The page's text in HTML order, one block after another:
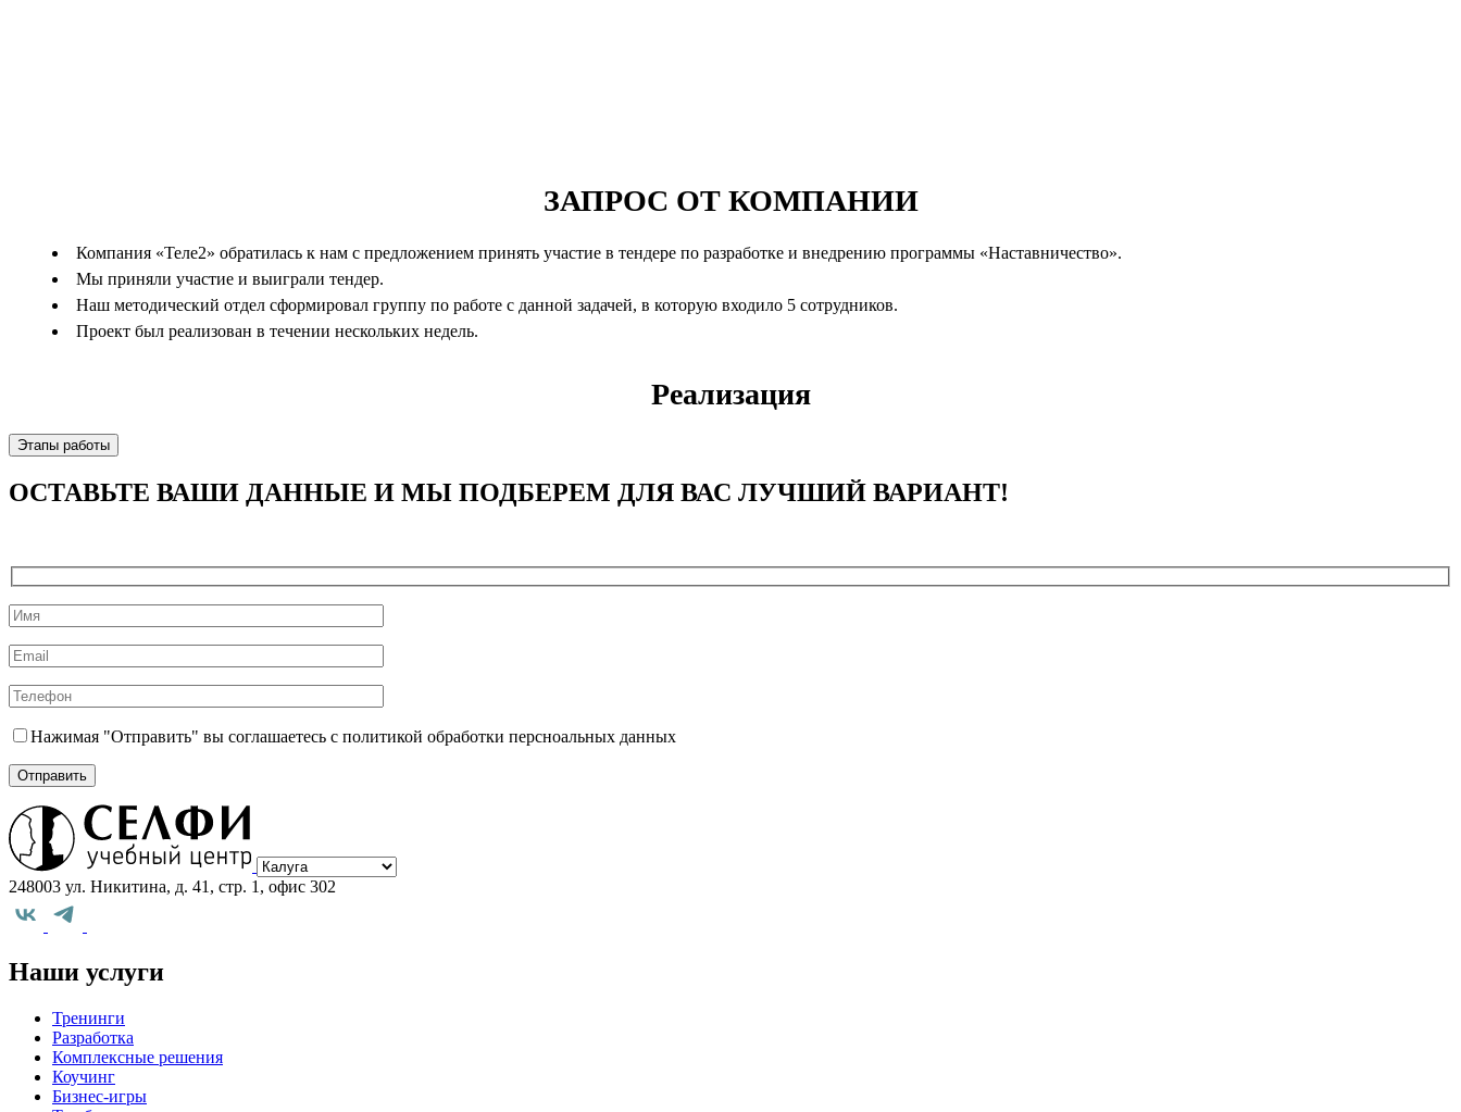
ЗАПРОС ОТ КОМПАНИИ
Компания «Теле2» обратилась к нам с предложением принять участие в тендере по разработке и внедрению программы «Наставничество».
Мы приняли участие и выиграли тендер.
Наш методический отдел сформировал группу по работе с данной задачей, в которую входило 5 сотрудников.
Проект был реализован в течении нескольких недель.
Реализация
Этапы работы
ОСТАВЬТЕ ВАШИ ДАННЫЕ И МЫ ПОДБЕРЕМ ДЛЯ ВАС ЛУЧШИЙ ВАРИАНТ!
Нажимая "Отправить" вы соглашаетесь с политикой обработки персноальных данных
248003 ул. Никитина, д. 41, стр. 1, офис 302
Наши услуги
Тренинги
Разработка
Комплексные решения
Коучинг
Бизнес-игры